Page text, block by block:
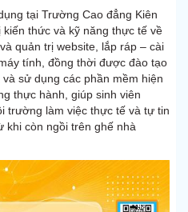
tại Trường Cao đẳng Kiên
thức và kỹ năng thực tế về
quản trị website, lắp ráp – cài
tính, đồng thời được đào tạo
sử dụng các phần mềm hiện
thực hành, giúp sinh viên
trường làm việc thực tế và tự tin
khi còn ngồi trên ghế nhà